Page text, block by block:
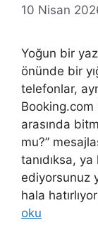
10 Nisan
Yoğun bir
önünde bir
telefonlar,
arasında
mu?”
tanıdıksa,
ediyorsunuz
hala
oku